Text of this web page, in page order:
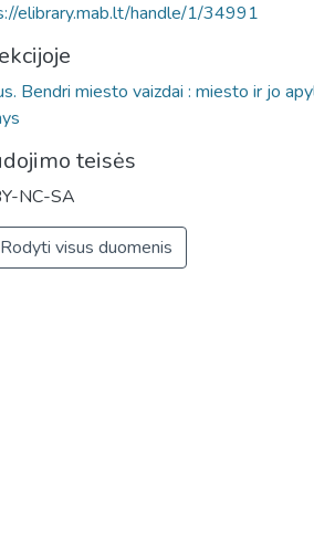
elibrary.mab.lt/handle/1/34991
Bendri miesto vaizdai : miesto ir jo
teisės
NC-SA
Rodyti visus duomenis